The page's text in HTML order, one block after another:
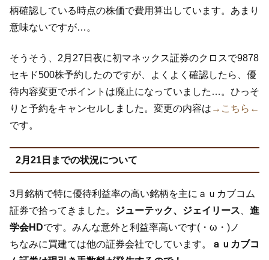
柄確認している時点の株価で費用算出しています。あまり
意味ないですが…。
そうそう、2月27日夜に初マネックス証券のクロスで9878
セキド500株予約したのですが、よくよく確認したら、優
待内容変更でポイントは廃止になっていました…。ひっそ
りと予約をキャンセルしました。変更の内容は →こちら←
です。
2月21日までの状況について
3月銘柄で特に優待利益率の高い銘柄を主にａｕカブコム
証券で拾ってきました。 ジューテック、ジェイリース
進
学会HDです。みんな意外と利益率高いです(・ω・)ノ
ちなみに買建ては他の証券会社でしています。
ａｕカブコ